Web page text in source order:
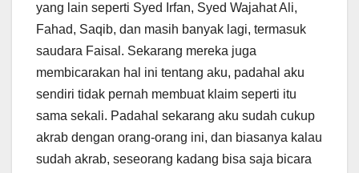
yang lain seperti Syed Irfan, Syed Wajahat Ali,
Fahad, Saqib, dan masih banyak lagi, termasuk
saudara Faisal. Sekarang mereka juga
membicarakan hal ini tentang aku, padahal aku
sendiri tidak pernah membuat klaim seperti itu
sama sekali. Padahal sekarang aku sudah cukup
akrab dengan orang-orang ini, dan biasanya kalau
sudah akrab, seseorang kadang bisa saja bicara